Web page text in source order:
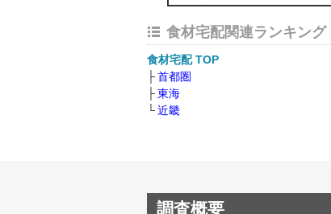
食材宅配関連ランキング
食材宅配 TOP
首都圏
東海
近畿
調査概要